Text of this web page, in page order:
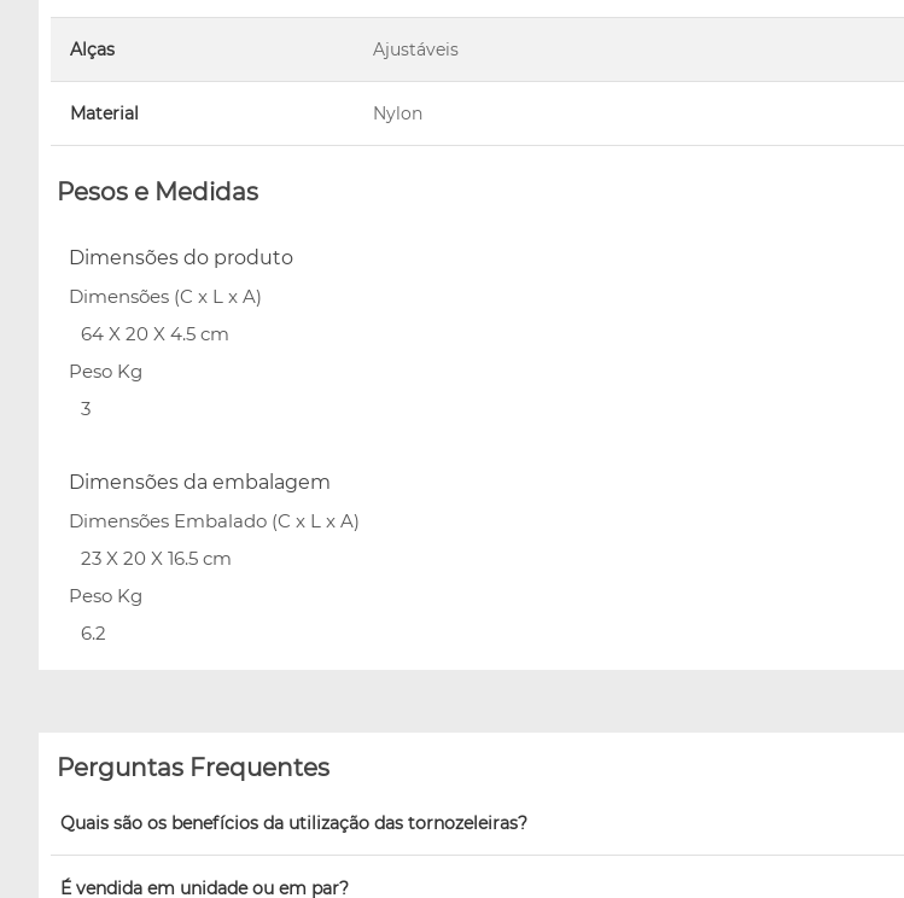
Alças Ajustáveis
Material Nylon
Pesos e Medidas
Dimensões do produto
Dimensões (C x L x A)
64 X 20 X 4.5 cm
Peso Kg
3
Dimensões da embalagem
Dimensões Embalado (C x L x A)
23 X 20 X 16.5 cm
Peso Kg
6.2
Perguntas Frequentes
Quais são os benefícios da utilização das tornozeleiras?
É vendida em unidade ou em par?